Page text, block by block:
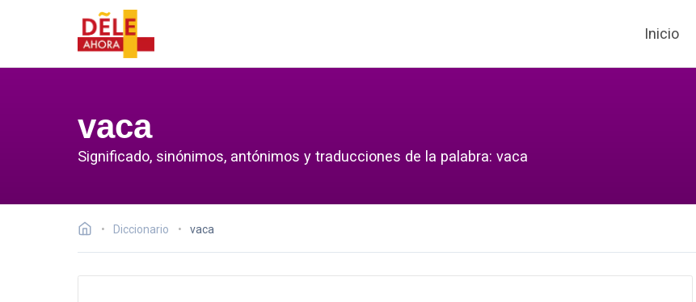
Inicio
vaca
Significado, sinónimos, antónimos y traducciones de la palabra: vaca
Diccionario vaca